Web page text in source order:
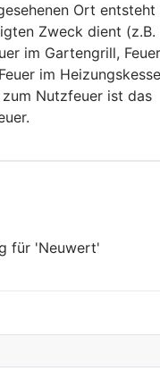
Ort entsteht
Zweck dient (z.B.
im Gartengrill,
im
Nutzfeuer ist das
für 'Neuwert'